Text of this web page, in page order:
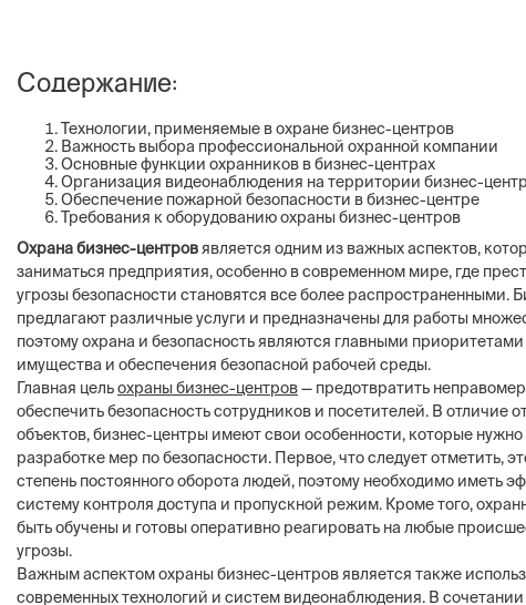
Содержание:
Технологии, применяемые в охране бизнес-центров
Важность выбора профессиональной охранной компании
Основные функции охранников в бизнес-центрах
Организация видеонаблюдения на территории бизнес-
Обеспечение пожарной безопасности в бизнес-центре
Требования к оборудованию охраны бизнес-центров
Охрана бизнес-центров является одним из важных аспектов,
заниматься предприятия, особенно в современном мире, где
угрозы безопасности становятся все более распространенными.
предлагают различные услуги и предназначены для работы
поэтому охрана и безопасность являются главными
имущества и обеспечения безопасной рабочей среды.
Главная цельохраны бизнес-центров— предотвратить
обеспечить безопасность сотрудников и посетителей. В отличие
объектов, бизнес-центры имеют свои особенности, которые нужно
разработке мер по безопасности. Первое, что следует отметить,
степень постоянного оборота людей, поэтому необходимо иметь
систему контроля доступа и пропускной режим. Кроме того,
быть обучены и готовы оперативно реагировать на любые
угрозы.
Важным аспектом охраны бизнес-центров является также
современных технологий и систем видеонаблюдения. В